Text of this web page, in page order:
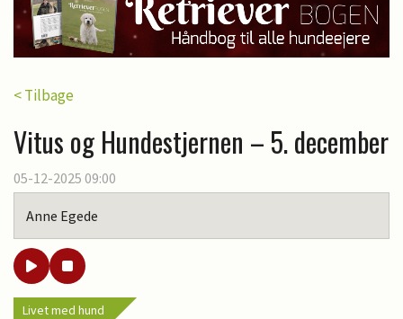
< Tilbage
Vitus og Hundestjernen – 5. december
05-12-2025 09:00
Anne Egede
Livet med hund